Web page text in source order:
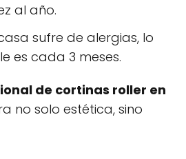
al año.
sufre de alergias, lo
es cada 3 meses.
de cortinas roller en
no solo estética, sino